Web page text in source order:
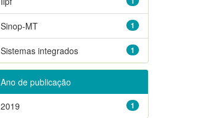
1
Sinop-MT
1
Sistemas integrados
Ano de publicação
1
2019